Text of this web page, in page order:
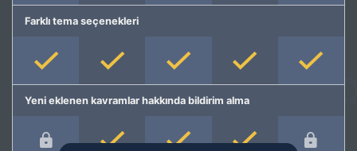
Farklı tema seçenekleri
Yeni eklenen kavramlar hakkında bildirim alma